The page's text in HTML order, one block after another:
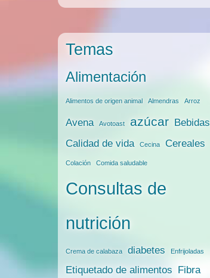
Temas
Alimentación
Alimentos de origen animal Almendras Arroz
Avena Avotoast azúcar Bebidas
Calidad de vida
Cecina Cereales
Colación Comida saludable
Consultas de
nutrición
Crema de calabaza diabetes Enfrijoladas
Etiquetado de alimentos Fibra